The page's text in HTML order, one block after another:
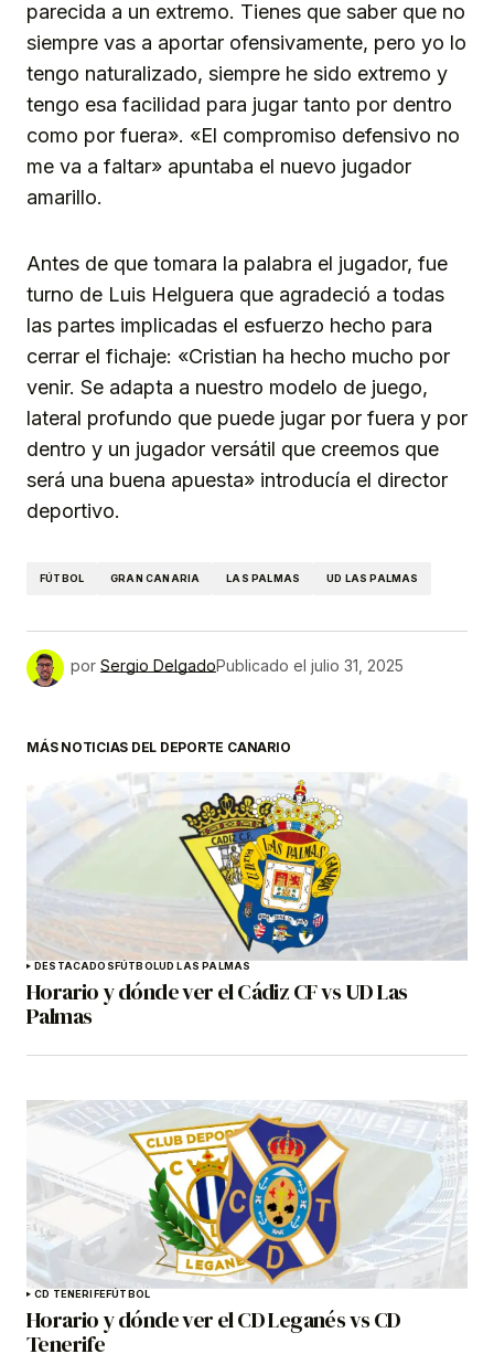
parecida a un extremo. Tienes que saber que no
siempre vas a aportar ofensivamente, pero yo lo
tengo naturalizado, siempre he sido extremo y
tengo esa facilidad para jugar tanto por dentro
como por fuera». «El compromiso defensivo no
me va a faltar» apuntaba el nuevo jugador
amarillo.
Antes de que tomara la palabra el jugador, fue
turno de Luis Helguera que agradeció a todas
las partes implicadas el esfuerzo hecho para
cerrar el fichaje: «Cristian ha hecho mucho por
venir. Se adapta a nuestro modelo de juego,
lateral profundo que puede jugar por fuera y por
dentro y un jugador versátil que creemos que
será una buena apuesta» introducía el director
deportivo.
FÚTBOL GRAN CANARIA LAS PALMAS UD LAS PALMAS
por Sergio DelgadoPublicado el julio 31, 2025
MÁS NOTICIAS DEL DEPORTE CANARIO
DESTACADOSFÚTBOLUD LAS PALMAS
Horario y dónde ver el Cádiz CF vs UD Las
Palmas
CD TENERIFEFÚTBOL
Horario y dónde ver el CD Leganés vs CD
Tenerife